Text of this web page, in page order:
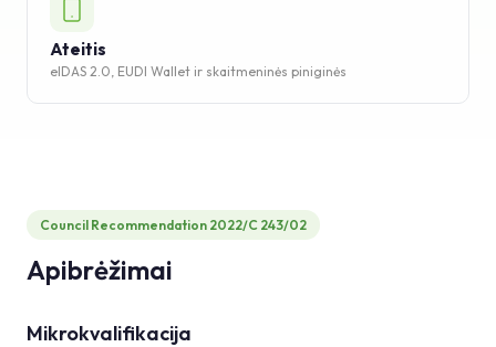
Ateitis
eIDAS 2.0, EUDI Wallet ir skaitmeninės piniginės
Council Recommendation 2022/C 243/02
Apibrėžimai
Mikrokvalifikacija